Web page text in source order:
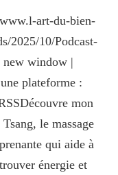
art-du-bien-
2025/10/Podcast-
new window |
plateforme :
mon
le massage
qui aide à
énergie et